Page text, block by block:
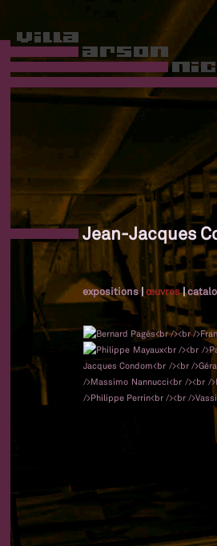
Jean-Jacques
expositions|œuvres|